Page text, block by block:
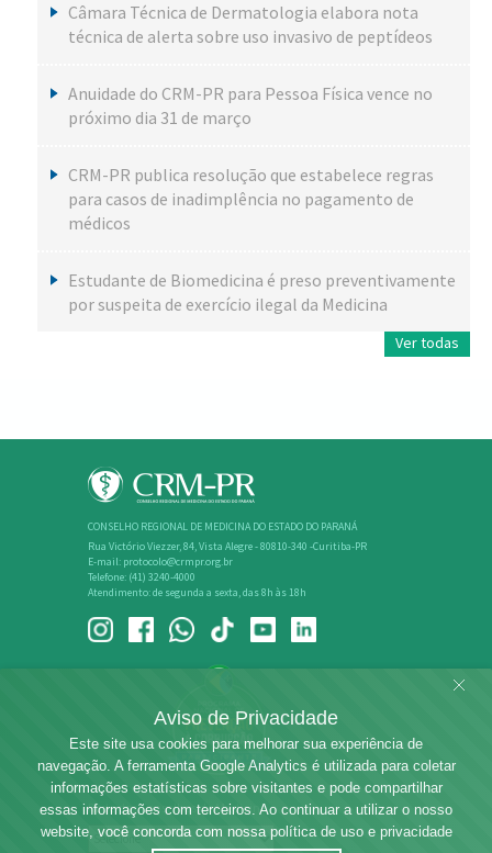
Câmara Técnica de Dermatologia elabora nota
técnica de alerta sobre uso invasivo de peptídeos
Anuidade do CRM-PR para Pessoa Física vence no
próximo dia 31 de março
CRM-PR publica resolução que estabelece regras
para casos de inadimplência no pagamento de
médicos
Estudante de Biomedicina é preso preventivamente
por suspeita de exercício ilegal da Medicina
Ver todas
CONSELHO REGIONAL DE MEDICINA DO ESTADO DO PARANÁ
Rua Victório Viezzer, 84, Vista Alegre - 80810-340 -Curitiba-PR
E-mail: protocolo@crmpr.org.br
Telefone: (41) 3240-4000
Atendimento: de segunda a sexta, das 8h às 18h
Rede dos Conselhos de Medicina
Aviso de Privacidade
Este site usa cookies para melhorar sua experiência de
navegação. A ferramenta Google Analytics é utilizada para coletar
informações estatísticas sobre visitantes e pode compartilhar
essas informações com terceiros. Ao continuar a utilizar o nosso
website, você concorda com nossa política de uso e privacidade